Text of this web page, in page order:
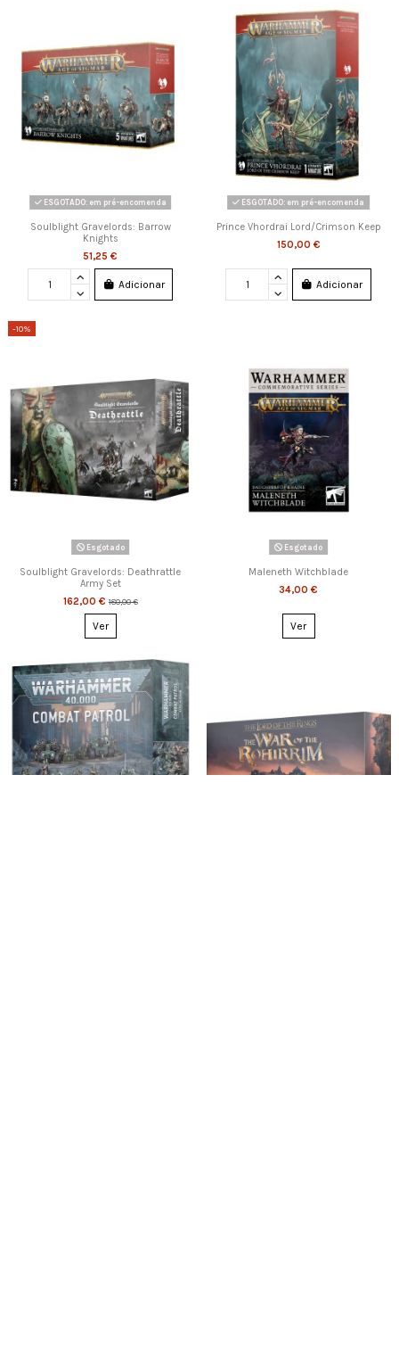
ESGOTADO: em pré-encomenda
Soulblight Gravelords: Barrow
Knights
51,25 €
Adicionar
ESGOTADO: em pré-encomenda
Prince Vhordrai Lord/Crimson Keep
150,00 €
Adicionar
-10%
Esgotado
Soulblight Gravelords: Deathrattle
Army Set
162,00 €180,00 €
Ver
Esgotado
Maleneth Witchblade
34,00 €
Ver